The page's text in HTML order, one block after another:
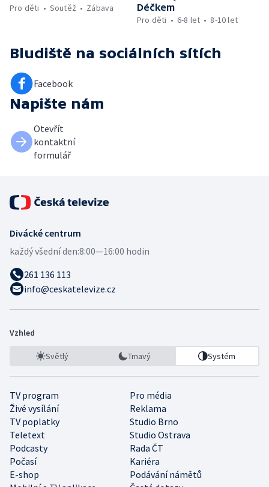
Pro děti
Soutěž Zábava
Déčkem
Pro děti
6-8 let 8-10 let
Bludiště na sociálních sítích
Facebook
Napište nám
Otevřít
kontaktní
formulář
Divácké centrum
každý všední den:8:00—16:00 hodin
261 136 113
info@ceskatelevize.cz
Vzhled
Světlý Tmavý Systém
TV program
Pro média
Živé vysílání
Reklama
TV poplatky
Studio Brno
Teletext
Studio Ostrava
Podcasty
Rada ČT
Počasí
Kariéra
E-shop
Podávání námětů